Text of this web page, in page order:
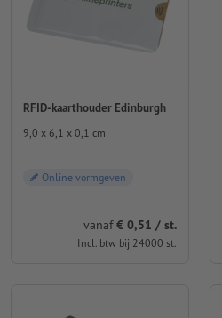
RFID-kaarthouder Edinburgh
9,0 x 6,1 x 0,1 cm
Online vormgeven
vanaf€ 0,51 / st.
Incl. btw bij 24000 st.